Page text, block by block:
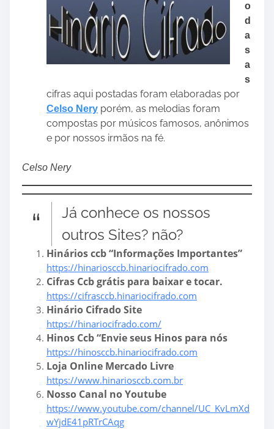
o
d
a
s
a
s
cifras aqui postadas foram elaboradas por
Celso Nery porém, as melodias foram
compostas por músicos famosos, anônimos
e por nossos irmãos na fé.
Celso Nery
Já conhece os nossos
outros Sites? não?
Hinários ccb “Informações Importantes”
https://hinariosccb.hinariocifrado.com
Cifras Ccb grátis para baixar e tocar.
https://cifrasccb.hinariocifrado.com
Hinário Cifrado Site
https://hinariocifrado.com/
Hinos Ccb “Envie seus Hinos para nós
https://hinosccb.hinariocifrado.com
Loja Online Mercado Livre
https://www.hinariosccb.com.br
Nosso Canal no Youtube
https://www.youtube.com/channel/UC_KvLmXd
wYjdE41pRTrCAqg